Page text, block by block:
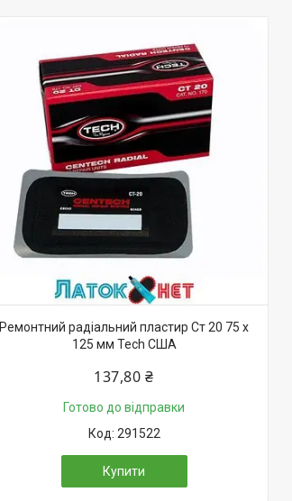
Ремонтний радіальний пластир Ст 20 75 х
125 мм Tech США
137,80 ₴
Готово до відправки
291522
Купити